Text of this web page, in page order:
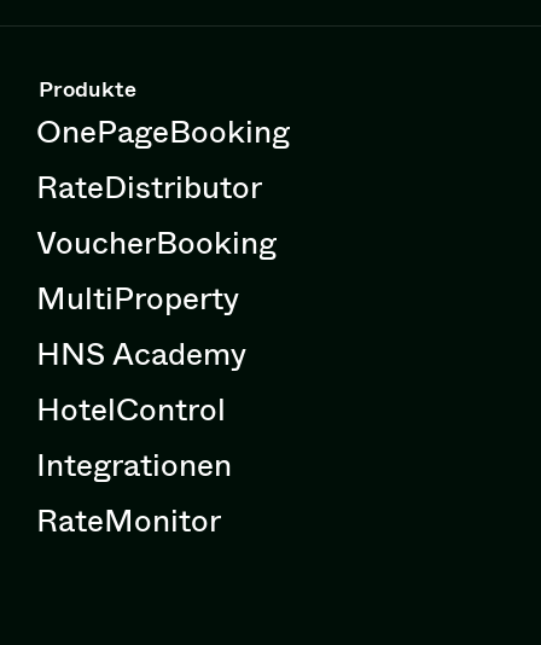
Produkte
OnePageBooking
RateDistributor
VoucherBooking
MultiProperty
HNS Academy
HotelControl
Integrationen
RateMonitor